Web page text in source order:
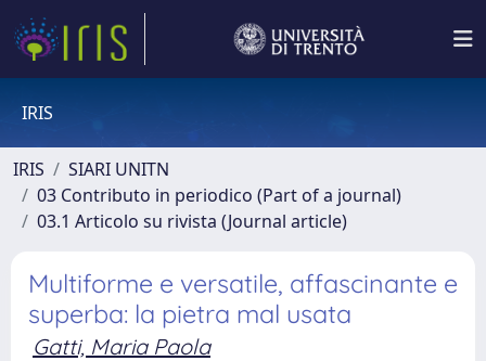
IRIS
IRIS
SIARI UNITN
03 Contributo in periodico (Part of a journal)
03.1 Articolo su rivista (Journal article)
Multiforme e versatile, affascinante e
superba: la pietra mal usata
Gatti, Maria Paola